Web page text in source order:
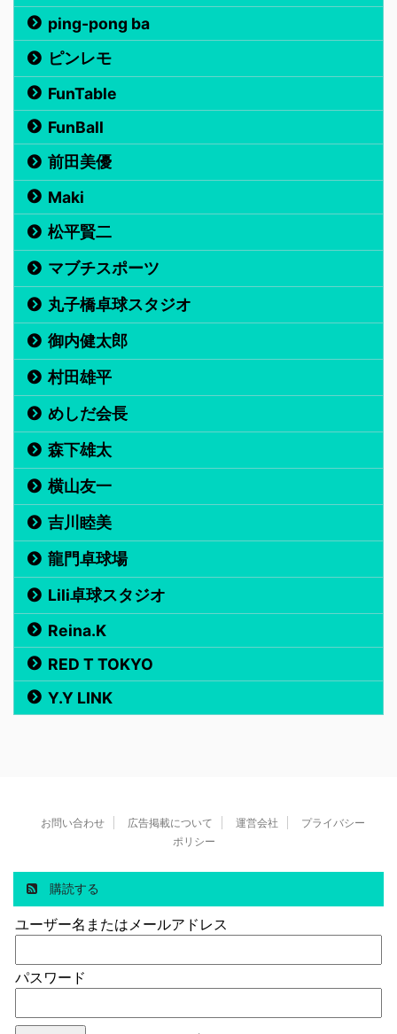
ping-pong ba
ピンレモ
FunTable
FunBall
前田美優
Maki
松平賢二
マブチスポーツ
丸子橋卓球スタジオ
御内健太郎
村田雄平
めしだ会長
森下雄太
横山友一
吉川睦美
龍門卓球場
Lili卓球スタジオ
Reina.K
RED T TOKYO
Y.Y LINK
お問い合わせ 広告掲載について 運営会社
プライバシー
ポリシー
購読する
ユーザー名またはメールアドレス
パスワード